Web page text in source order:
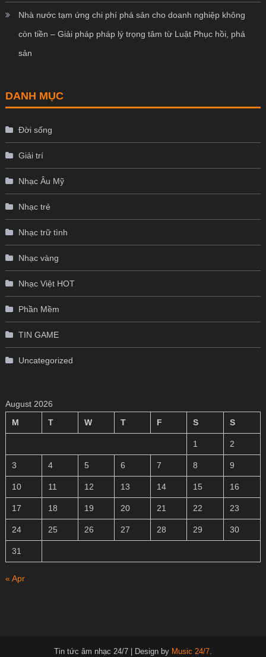
Nhà nước tạm ứng chi phí phá sản cho doanh nghiệp không
còn tiền – Giải pháp pháp lý trọng tâm từ Luật Phục hồi, phá
sản
DANH MỤC
Đời sống
Giải trí
Nhạc Âu Mỹ
Nhạc trẻ
Nhạc trữ tình
Nhạc vàng
Nhạc Việt HOT
Phần Mềm
TIN GAME
Uncategorized
August 2026
M
T W T F S S
1 2
3 4 5 6 7 8 9
10 11 12 13 14 15 16
17 18 19 20 21 22 23
24 25 26 27 28 29 30
31
« Apr
Tin tức âm nhạc 24/7 Design by Music 24/7.